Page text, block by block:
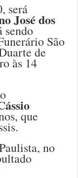
será
José dos
sendo
São
de
às 14
que
no